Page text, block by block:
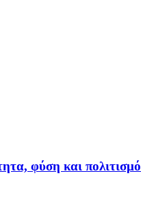
φύση και πολιτισμό